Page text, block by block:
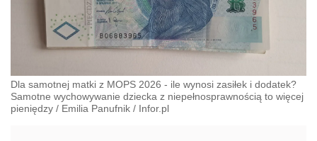
Dla samotnej matki z MOPS 2026 - ile wynosi zasiłek i dodatek?
Samotne wychowywanie dziecka z niepełnosprawnością to więcej
pieniędzy / Emilia Panufnik / Infor.pl